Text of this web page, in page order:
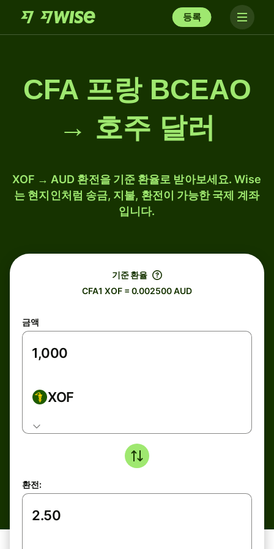
등록
CFA 프랑 BCEAO
→ 호주 달러
XOF → AUD 환전을 기준 환율로 받아보세요. Wise
는 현지인처럼 송금, 지불, 환전이 가능한 국제 계좌
입니다.
기준 환율
CFA1 XOF = 0.002500 AUD
금액
XOF
환전: